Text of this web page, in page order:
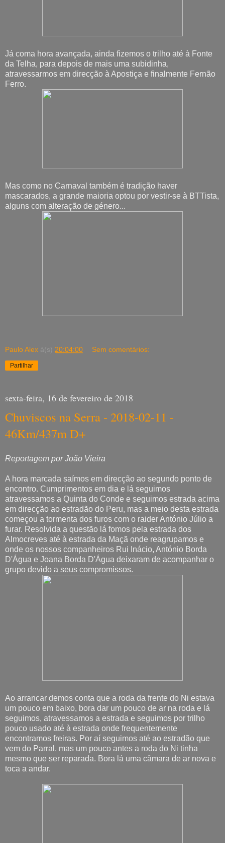
Já coma hora avançada, ainda fizemos o trilho até à Fonte
da Telha, para depois de mais uma subidinha,
atravessarmos em direcção à Apostiça e finalmente Fernão
Ferro.
Mas como no Carnaval também é tradição haver
mascarados, a grande maioria optou por vestir-se à BTTista,
alguns com alteração de género...
Paulo Alex à(s) 20:04:00 Sem comentários:
Partilhar
sexta-feira, 16 de fevereiro de 2018
Chuviscos na Serra - 2018-02-11 -
46Km/437m D+
Reportagem por João Vieira
A hora marcada saímos em direcção ao segundo ponto de
encontro. Cumprimentos em dia e lá seguimos
atravessamos a Quinta do Conde e seguimos estrada acima
em direcção ao estradão do Peru, mas a meio desta estrada
começou a tormenta dos furos com o raider António Júlio a
furar. Resolvida a questão lá fomos pela estrada dos
Almocreves até à estrada da Maçã onde reagrupamos e
onde os nossos companheiros Rui Inácio, António Borda
D'Água e Joana Borda D'Água deixaram de acompanhar o
grupo devido a seus compromissos.
Ao arrancar demos conta que a roda da frente do Ni estava
um pouco em baixo, bora dar um pouco de ar na roda e lá
seguimos, atravessamos a estrada e seguimos por trilho
pouco usado até à estrada onde frequentemente
encontramos freiras. Por aí seguimos até ao estradão que
vem do Parral, mas um pouco antes a roda do Ni tinha
mesmo que ser reparada. Bora lá uma câmara de ar nova e
toca a andar.